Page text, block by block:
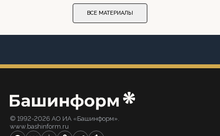
ВСЕ МАТЕРИАЛЫ
© 1992-2026 АО ИА «Башинформ».
www.bashinform.ru